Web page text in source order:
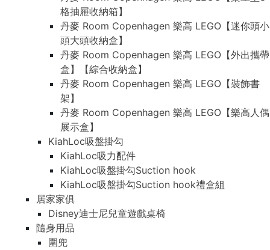
格抽屜收納箱】
丹麥 Room Copenhagen 樂高 LEGO【迷你頭小
頭大頭收納盒】
丹麥 Room Copenhagen 樂高 LEGO【外出攜帶
盒】【綜合收納盒】
丹麥 Room Copenhagen 樂高 LEGO【裝飾書
架】
丹麥 Room Copenhagen 樂高 LEGO【樂高人偶
展示盒】
KiahLoc吸盤掛勾
KiahLoc吸力配件
KiahLoc吸盤掛勾Suction hook
KiahLoc吸盤掛勾Suction hook禮盒組
居家家俱
Disney迪士尼兒童遊戲桌椅
隨身用品
圍兜